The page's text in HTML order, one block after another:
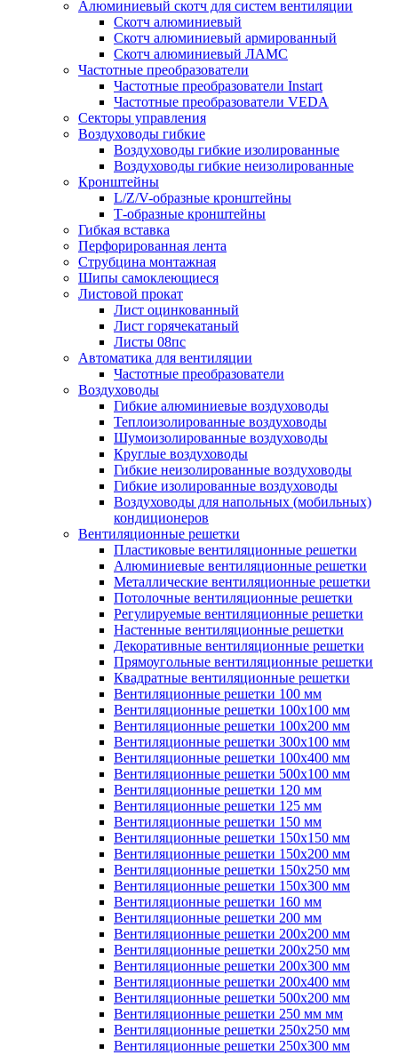
Алюминиевый скотч для систем вентиляции
Скотч алюминиевый
Скотч алюминиевый армированный
Скотч алюминиевый ЛАМС
Частотные преобразователи
Частотные преобразователи Instart
Частотные преобразователи VEDA
Секторы управления
Воздуховоды гибкие
Воздуховоды гибкие изолированные
Воздуховоды гибкие неизолированные
Кронштейны
L/Z/V-образные кронштейны
Т-образные кронштейны
Гибкая вставка
Перфорированная лента
Струбцина монтажная
Шипы самоклеющиеся
Листовой прокат
Лист оцинкованный
Лист горячекатаный
Листы 08пс
Автоматика для вентиляции
Частотные преобразователи
Воздуховоды
Гибкие алюминиевые воздуховоды
Теплоизолированные воздуховоды
Шумоизолированные воздуховоды
Круглые воздуховоды
Гибкие неизолированные воздуховоды
Гибкие изолированные воздуховоды
Воздуховоды для напольных (мобильных)
кондиционеров
Вентиляционные решетки
Пластиковые вентиляционные решетки
Алюминиевые вентиляционные решетки
Металлические вентиляционные решетки
Потолочные вентиляционные решетки
Регулируемые вентиляционные решетки
Настенные вентиляционные решетки
Декоративные вентиляционные решетки
Прямоугольные вентиляционные решетки
Квадратные вентиляционные решетки
Вентиляционные решетки 100 мм
Вентиляционные решетки 100х100 мм
Вентиляционные решетки 100х200 мм
Вентиляционные решетки 300х100 мм
Вентиляционные решетки 100х400 мм
Вентиляционные решетки 500х100 мм
Вентиляционные решетки 120 мм
Вентиляционные решетки 125 мм
Вентиляционные решетки 150 мм
Вентиляционные решетки 150х150 мм
Вентиляционные решетки 150х200 мм
Вентиляционные решетки 150х250 мм
Вентиляционные решетки 150х300 мм
Вентиляционные решетки 160 мм
Вентиляционные решетки 200 мм
Вентиляционные решетки 200х200 мм
Вентиляционные решетки 200х250 мм
Вентиляционные решетки 200х300 мм
Вентиляционные решетки 200х400 мм
Вентиляционные решетки 500х200 мм
Вентиляционные решетки 250 мм мм
Вентиляционные решетки 250х250 мм
Вентиляционные решетки 250х300 мм